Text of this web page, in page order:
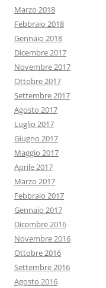
Marzo 2018
Febbraio 2018
Gennaio 2018
Dicembre 2017
Novembre 2017
Ottobre 2017
Settembre 2017
Agosto 2017
Luglio 2017
Giugno 2017
Maggio 2017
Aprile 2017
Marzo 2017
Febbraio 2017
Gennaio 2017
Dicembre 2016
Novembre 2016
Ottobre 2016
Settembre 2016
Agosto 2016